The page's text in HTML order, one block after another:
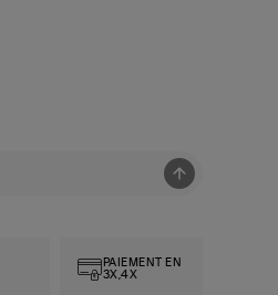
PAIEMENT EN
3X,4X